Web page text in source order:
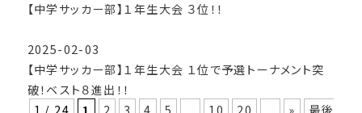
【中学サッカー部】１年生大会 ３位！！
2025-02-03
【中学サッカー部】１年生大会 １位で予選トーナメント突
破！ベスト８進出！！